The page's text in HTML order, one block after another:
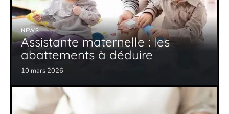
NEWS
Assistante maternelle : les
abattements à déduire
10 mars 2026